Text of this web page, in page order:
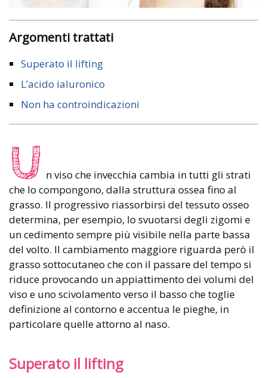
Argomenti trattati
Superato il lifting
L’acido ialuronico
Non ha controindicazioni
U n viso che invecchia cambia in tutti gli strati
che lo compongono, dalla struttura ossea fino al
grasso. Il progressivo riassorbirsi del tessuto osseo
determina, per esempio, lo svuotarsi degli zigomi e
un cedimento sempre più visibile nella parte bassa
del volto. Il cambiamento maggiore riguarda però il
grasso sottocutaneo che con il passare del tempo si
riduce provocando un appiattimento dei volumi del
viso e uno scivolamento verso il basso che toglie
definizione al contorno e accentua le pieghe, in
particolare quelle attorno al naso.
Superato il lifting